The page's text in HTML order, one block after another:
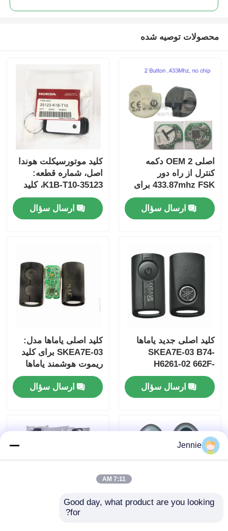
محصولات توصیه شده
اصلی OEM 2 دکمه
کنترل از راه دور
433.87mhz FSK برای
Su-zuki Jim-ny 2005-
2017 بدون تراشه
37182-A7 فقط کنترل
ارسال سؤال
کلید موتورسیکلت هوندا
اصل، شماره قطعه:
35123-K1B-T10، کلید
ریموت سه دکمه
FSK433.92MHz با چیپ
ID47
ارسال سؤال
کلید اصلی جدید یاماها
SKEA7E-03 B74-
H6261-02 662F-
SKEA7D03
ارسال سؤال
کلید اصلی یاماها مدل:
SKEA7E-03 برای کلید
ریموت هوشمند یاماها
B74-H6261-02/662F-
SKEA7D03ارسال سؤال
Jennie
7:11 AM
Good day, what product are you looking
for?